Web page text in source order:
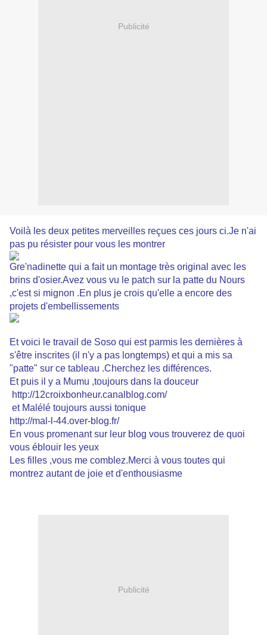
Publicité
Voilà les deux petites merveilles reçues ces jours ci.Je n'ai
pas pu résister pour vous les montrer
Gre'nadinette qui a fait un montage très original avec les
brins d'osier.Avez vous vu le patch sur la patte du Nours
,c'est si mignon .En plus je crois qu'elle a encore des
projets d'embellissements
Et voici le travail de Soso qui est parmis les dernières à
s'être inscrites (il n'y a pas longtemps) et qui a mis sa
"patte" sur ce tableau .Cherchez les différences.
Et puis il y a Mumu ,toujours dans la douceur
http://12croixbonheur.canalblog.com/
et Malélé toujours aussi tonique
http://mal-l-44.over-blog.fr/
En vous promenant sur leur blog vous trouverez de quoi
vous éblouir les yeux
Les filles ,vous me comblez.Merci à vous toutes qui
montrez autant de joie et d'enthousiasme
Publicité